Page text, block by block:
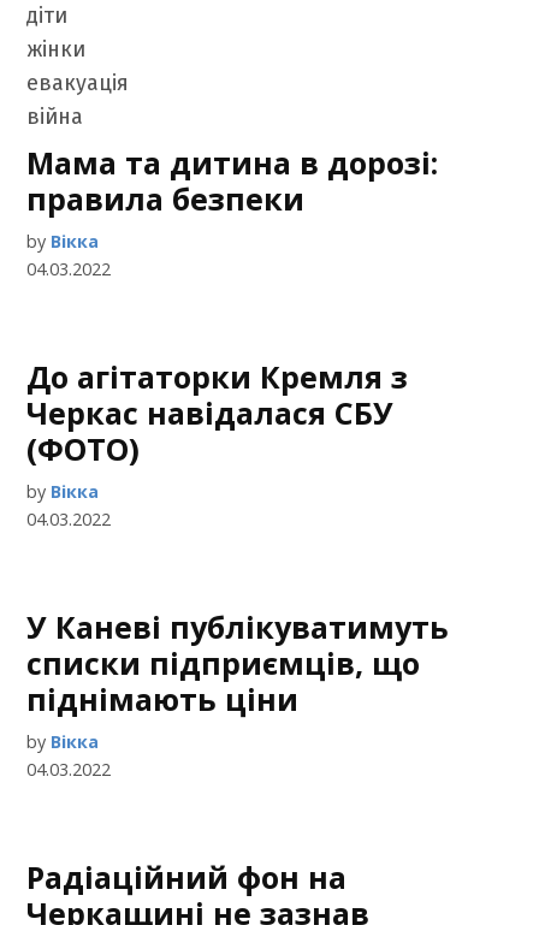
Мама та дитина в дорозі:
правила безпеки
by Вікка
04.03.2022
До агітаторки Кремля з
Черкас навідалася СБУ
(ФОТО)
by Вікка
04.03.2022
У Каневі публікуватимуть
списки підприємців, що
піднімають ціни
by Вікка
04.03.2022
Радіаційний фон на
Черкащині не зазнав